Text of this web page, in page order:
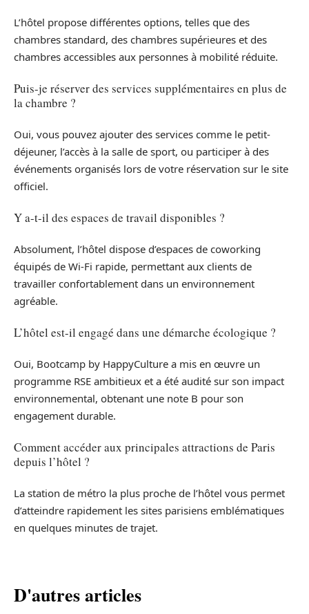
L’hôtel propose différentes options, telles que des
chambres standard, des chambres supérieures et des
chambres accessibles aux personnes à mobilité réduite.
Puis-je réserver des services supplémentaires en plus de
la chambre ?
Oui, vous pouvez ajouter des services comme le petit-
déjeuner, l’accès à la salle de sport, ou participer à des
événements organisés lors de votre réservation sur le site
officiel.
Y a-t-il des espaces de travail disponibles ?
Absolument, l’hôtel dispose d’espaces de coworking
équipés de Wi-Fi rapide, permettant aux clients de
travailler confortablement dans un environnement
agréable.
L’hôtel est-il engagé dans une démarche écologique ?
Oui, Bootcamp by HappyCulture a mis en œuvre un
programme RSE ambitieux et a été audité sur son impact
environnemental, obtenant une note B pour son
engagement durable.
Comment accéder aux principales attractions de Paris
depuis l’hôtel ?
La station de métro la plus proche de l’hôtel vous permet
d’atteindre rapidement les sites parisiens emblématiques
en quelques minutes de trajet.
D'autres articles